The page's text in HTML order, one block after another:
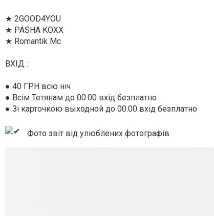
★ 2GOOD4YOU
★ PASHA KOXX
★ Romantik Mc
ВХІД :
● 40 ГРН всю ніч
● Всім Тетянам до 00.00 вхід безплатно
● Зі карточкою выходной до 00.00 вхід безплатно
Фото звіт від улюблених фотографів